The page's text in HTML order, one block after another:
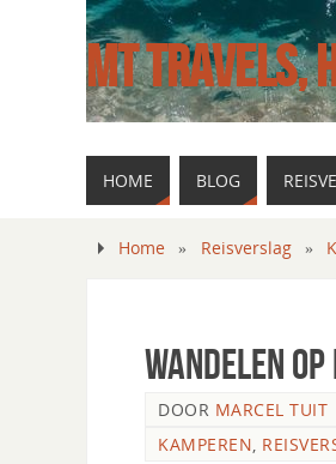
MT TRAVELS,
HOME BLOG
Home » Reisverslag »
Wandelen
DOOR MARCEL TUIT
KAMPEREN,